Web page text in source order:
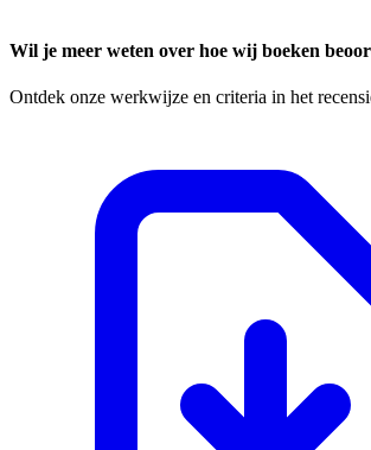
Wil je meer weten over hoe wij boeken
Ontdek onze werkwijze en criteria in het